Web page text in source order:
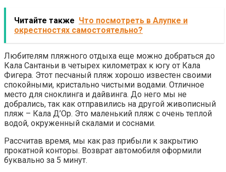
Читайте также Что посмотреть в Алупке и
окрестностях самостоятельно?
Любителям пляжного отдыха еще можно добраться до
Кала Сантаньи в четырех километрах к югу от Кала
Фигера. Этот песчаный пляж хорошо известен своими
спокойными, кристально чистыми водами. Отличное
место для сноклинга и дайвинга. До него мы не
добрались, так как отправились на другой живописный
пляж – Кала Д’Ор. Это маленький пляж с очень теплой
водой, окруженный скалами и соснами.
Рассчитав время, мы как раз прибыли к закрытию
прокатной конторы. Возврат автомобиля оформили
буквально за 5 минут.